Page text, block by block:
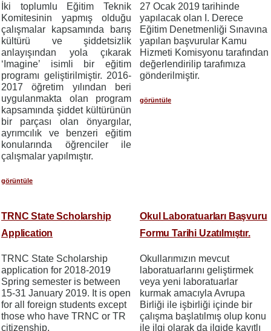
İki toplumlu Eğitim Teknik
Komitesinin yapmış olduğu
çalışmalar kapsamında
barış
kültürü ve şiddetsizlik
anlayışından yola çıkarak
‘Imagine’ isimli bir eğitim
programı geliştirilmiştir. 2016-
2017 öğretim yılından beri
uygulanmakta olan program
kapsamında şiddet kültürünün
bir parçası olan önyargılar,
ayrımcılık ve benzeri eğitim
konularında öğrenciler ile
çalışmalar yapılmıştır.
görüntüle
27 Ocak 2019 tarihinde
yapılacak olan I. Derece
Eğitim Denetmenliği Sınavına
yapılan başvurular Kamu
Hizmeti Komisyonu tarafından
değerlendirilip tarafımıza
gönderilmiştir.
görüntüle
TRNC State Scholarship
Application
TRNC State Scholarship
application for 2018-2019
Spring semester is between
15-31 January 2019. It is open
for all foreign students except
those who have TRNC or TR
citizenship.
Okul Laboratuarları Başvuru
Formu Tarihi Uzatılmıştır.
Okullarımızın mevcut
laboratuarlarını geliştirmek
veya yeni laboratuarlar
kurmak amacıyla Avrupa
Birliği ile işbirliği içinde bir
çalışma başlatılmış olup konu
ile ilgi olarak da ilgide kayıtlı